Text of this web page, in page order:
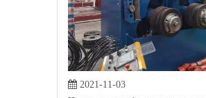
2021-11-03
Прокатную машину для